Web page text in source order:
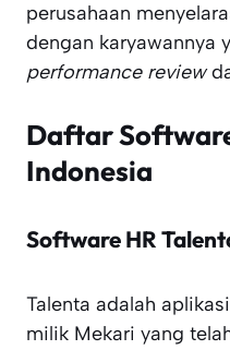
perusahaan
dengan karyawannya
performance review
Daftar
Indonesia
Software HR
Talenta adalah
milik Mekari yang